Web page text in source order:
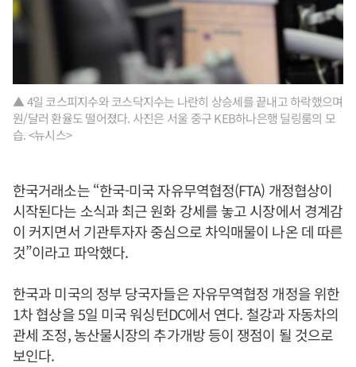
▲ 4일 코스피지수와 코스닥지수는 나란히 상승세를 끝내고 하락했으며
원/달러 환율도 떨어졌다. 사진은 서울 중구 KEB하나은행 딜링룸의 모
습. <뉴시스>
한국거래소는 “한국-미국 자유무역협정(FTA) 개정협상이
시작된다는 소식과 최근 원화 강세를 놓고 시장에서 경계감
이 커지면서 기관투자자 중심으로 차익매물이 나온 데 따른
것”이라고 파악했다.
한국과 미국의 정부 당국자들은 자유무역협정 개정을 위한
1차 협상을 5일 미국 워싱턴DC에서 연다. 철강과 자동차의
관세 조정, 농산물시장의 추가개방 등이 쟁점이 될 것으로
보인다.